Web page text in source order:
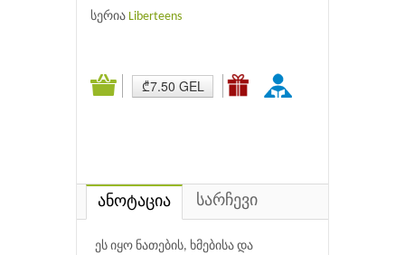
სერია Liberteens
₾7.50 GEL
ანოტაცია სარჩევი
ეს იყო ნათების, ხმებისა და